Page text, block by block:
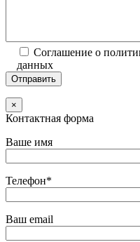
Соглашение о
данных
×
Контактная форма
Ваше имя
Телефон*
Ваш email